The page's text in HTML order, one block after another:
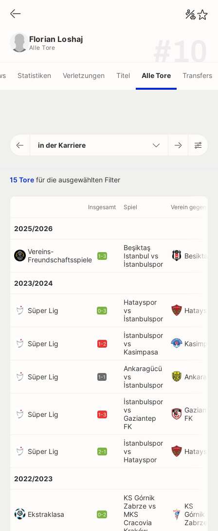
Florian Loshaj
Alle Tore
Statistiken Verletzungen Titel Alle Tore Transfers
in der Karriere
15 Tore für die ausgewählten Filter
Insgesamt Spiel Verein gegen
2025/2026
Vereins-
Freundschaftsspiele
1-3
Beşiktaş
Istanbul vs
İstanbulspor
Besiktas
2023/2024
Süper Lig 0-3
Hatayspor
vs
İstanbulspor
Hatayspor
Süper Lig 1-2
İstanbulspor
vs
Kasimpasa
Süper Lig 1-1
Ankaragücü
vs
İstanbulspor
Süper Lig 1-3
İstanbulspor
vs
Gaziantep
FK
Gaziantep
FK
Süper Lig 2-1
İstanbulspor
vs
Hatayspor
Hatayspor
2022/2023
Ekstraklasa 0-2
KS Górnik
Zabrze vs
MKS
Cracovia
KS
Górnik
Zabrze